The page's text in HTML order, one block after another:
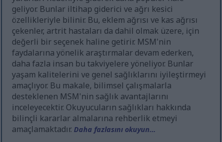
geliyor. Bunlar iltihap giderici ve ağrı kesici
özellikleriyle bilinir. Bu, eklem ağrısı ve kas ağrısı
çekenler, artrit hastaları da dahil olmak üzere, için
değerli bir seçenek haline getirir. MSM'nin
faydalarına yönelik araştırmalar devam ederken,
daha fazla insan bu takviyelere yöneliyor. Bunlar
yaşam kalitelerini ve genel sağlıklarını iyileştirmeyi
amaçlıyor. Bu makale, bilimsel çalışmalarla
desteklenen MSM'nin sağlık avantajlarını
inceleyecektir. Okuyucuların sağlıkları hakkında
bilinçli kararlar almalarına rehberlik etmeyi
amaçlamaktadır.Daha fazlasını okuyun...